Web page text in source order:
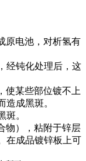
原电池，对析氢有
经钝化处理后，这
使某些部位镀不上
成黑斑。
斑。
物），粘附于锌层
在成品镀锌板上可